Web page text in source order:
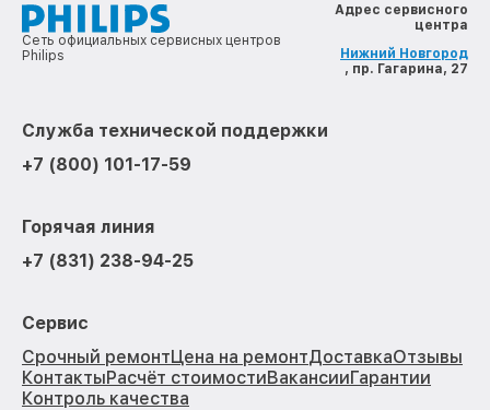
Сеть официальных сервисных центров
Philips
Адрес сервисного
центра
Нижний Новгород
, пр. Гагарина, 27
Служба технической поддержки
+7 (800) 101-17-59
Горячая линия
+7 (831) 238-94-25
Сервис
Срочный ремонтЦена на ремонтДоставкаОтзывы
КонтактыРасчёт стоимостиВакансииГарантии
Контроль качества